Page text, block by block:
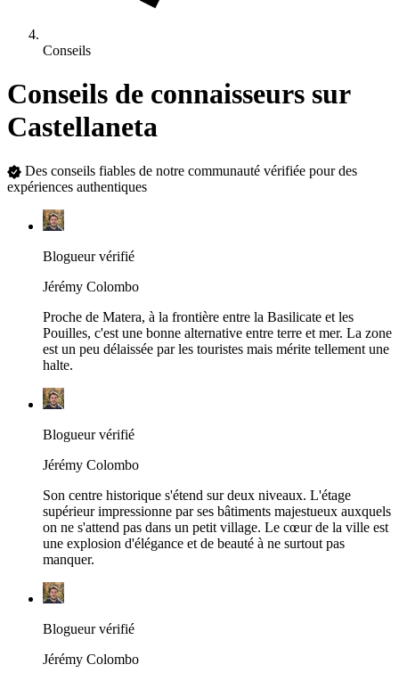
Conseils
Conseils de connaisseurs sur
Castellaneta
Des conseils fiables de notre communauté vérifiée pour des
expériences authentiques
Blogueur vérifié
Jérémy Colombo
Proche de Matera, à la frontière entre la Basilicate et les
Pouilles, c'est une bonne alternative entre terre et mer. La zone
est un peu délaissée par les touristes mais mérite tellement une
halte.
Blogueur vérifié
Jérémy Colombo
Son centre historique s'étend sur deux niveaux. L'étage
supérieur impressionne par ses bâtiments majestueux auxquels
on ne s'attend pas dans un petit village. Le cœur de la ville est
une explosion d'élégance et de beauté à ne surtout pas
manquer.
Blogueur vérifié
Jérémy Colombo